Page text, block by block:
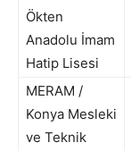
Ökten
Anadolu İmam
Hatip Lisesi
MERAM /
Konya Mesleki
ve Teknik